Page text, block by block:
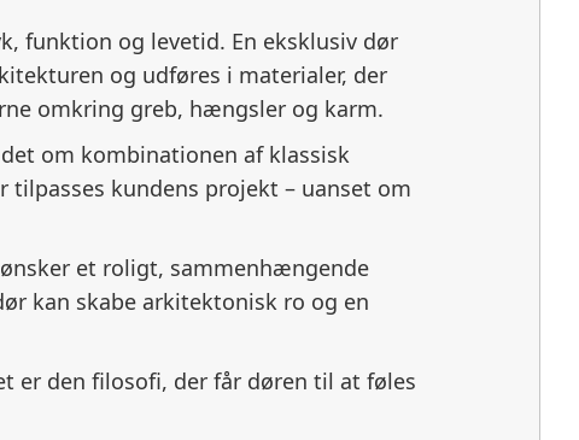
funktion og levetid. En eksklusiv dør
og udføres i materialer, der
omkring greb, hængsler og karm.
om kombinationen af klassisk
kundens projekt – uanset om
et roligt, sammenhængende
kan skabe arkitektonisk ro og en
er den filosofi, der får døren til at føles